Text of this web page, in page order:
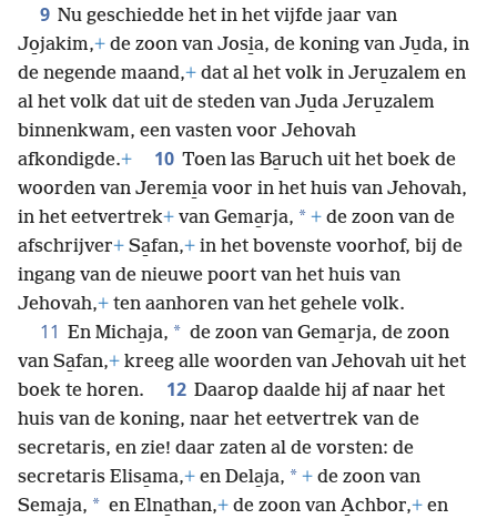
9 Nu geschiedde het in het vijfde jaar van
Jo̱jakim,+ de zoon van Josi̱a, de koning van Ju̱da, in
de negende maand,+ dat al het volk in Jeru̱zalem en
al het volk dat uit de steden van Ju̱da Jeru̱zalem
binnenkwam, een vasten voor Jehovah
afkondigde.+ 10 Toen las Ba̱ruch uit het boek de
woorden van Jeremi̱a voor in het huis van Jehovah,
in het eetvertrek+ van Gema̱rja, * + de zoon van de
afschrijver+ Sa̱fan,+ in het bovenste voorhof, bij de
ingang van de nieuwe poort van het huis van
Jehovah,+ ten aanhoren van het gehele volk.
11 En Micha̱ja, * de zoon van Gema̱rja, de zoon
van Sa̱fan,+ kreeg alle woorden van Jehovah uit het
boek te horen.
12 Daarop daalde hij af naar het
huis van de koning, naar het eetvertrek van de
secretaris, en zie! daar zaten al de vorsten: de
secretaris Elisa̱ma,+ en Dela̱ja, * + de zoon van
Sema̱ja, * en Elna̱than,+ de zoon van A̱chbor,+ en